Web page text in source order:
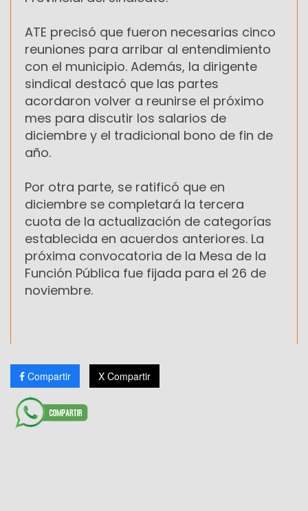
ATE precisó que fueron necesarias cinco
reuniones para arribar al entendimiento
con el municipio. Además, la dirigente
sindical destacó que las partes
acordaron volver a reunirse el próximo
mes para discutir los salarios de
diciembre y el tradicional bono de fin de
año.
Por otra parte, se ratificó que en
diciembre se completará la tercera
cuota de la actualización de categorías
establecida en acuerdos anteriores. La
próxima convocatoria de la Mesa de la
Función Pública fue fijada para el 26 de
noviembre.
Compartir X Compartir